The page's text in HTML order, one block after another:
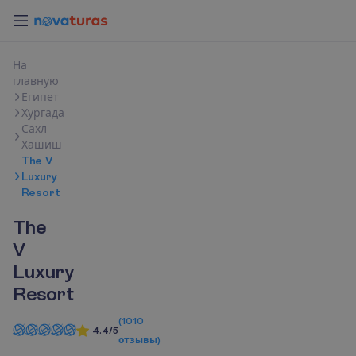
На
главную
Египет
Хургада
Сахл
Хашиш
The V
Luxury
Resort
The
V
Luxury
Resort
4.4/5
(1010
отзывы)